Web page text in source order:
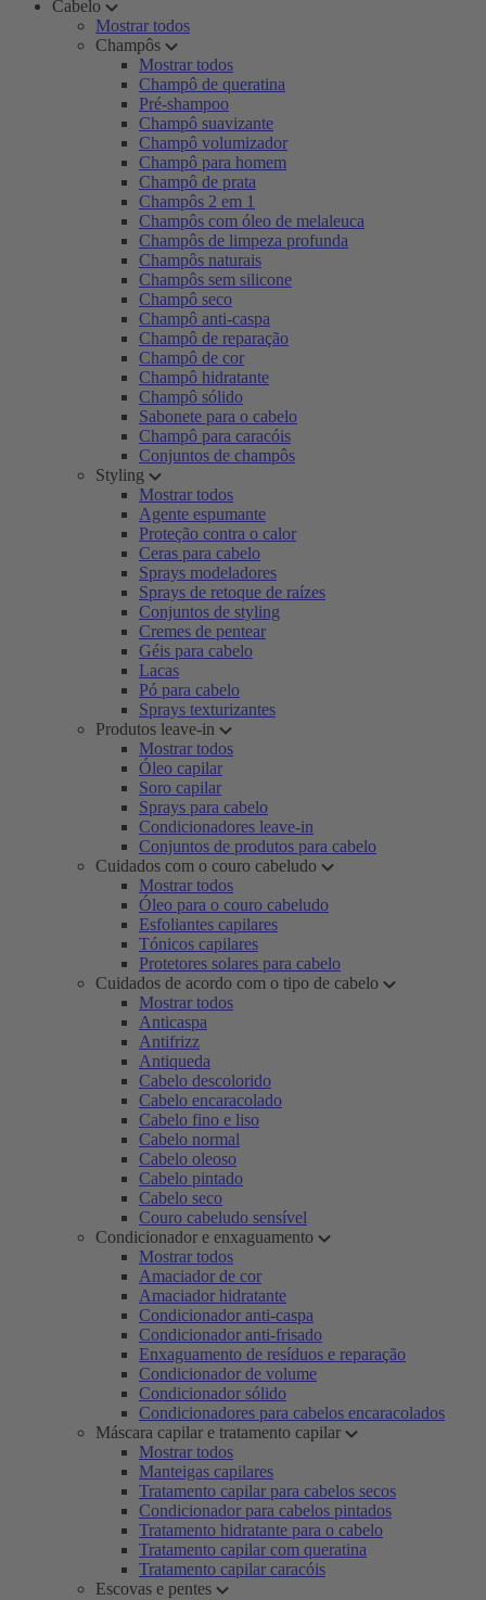
Cabelo
Mostrar todos
Champôs
Mostrar todos
Champô de queratina
Pré-shampoo
Champô suavizante
Champô volumizador
Champô para homem
Champô de prata
Champôs 2 em 1
Champôs com óleo de melaleuca
Champôs de limpeza profunda
Champôs naturais
Champôs sem silicone
Champô seco
Champô anti-caspa
Champô de reparação
Champô de cor
Champô hidratante
Champô sólido
Sabonete para o cabelo
Champô para caracóis
Conjuntos de champôs
Styling
Mostrar todos
Agente espumante
Proteção contra o calor
Ceras para cabelo
Sprays modeladores
Sprays de retoque de raízes
Conjuntos de styling
Cremes de pentear
Géis para cabelo
Lacas
Pó para cabelo
Sprays texturizantes
Produtos leave-in
Mostrar todos
Óleo capilar
Soro capilar
Sprays para cabelo
Condicionadores leave-in
Conjuntos de produtos para cabelo
Cuidados com o couro cabeludo
Mostrar todos
Óleo para o couro cabeludo
Esfoliantes capilares
Tónicos capilares
Protetores solares para cabelo
Cuidados de acordo com o tipo de cabelo
Mostrar todos
Anticaspa
Antifrizz
Antiqueda
Cabelo descolorido
Cabelo encaracolado
Cabelo fino e liso
Cabelo normal
Cabelo oleoso
Cabelo pintado
Cabelo seco
Couro cabeludo sensível
Condicionador e enxaguamento
Mostrar todos
Amaciador de cor
Amaciador hidratante
Condicionador anti-caspa
Condicionador anti-frisado
Enxaguamento de resíduos e reparação
Condicionador de volume
Condicionador sólido
Condicionadores para cabelos encaracolados
Máscara capilar e tratamento capilar
Mostrar todos
Manteigas capilares
Tratamento capilar para cabelos secos
Condicionador para cabelos pintados
Tratamento hidratante para o cabelo
Tratamento capilar com queratina
Tratamento capilar caracóis
Escovas e pentes